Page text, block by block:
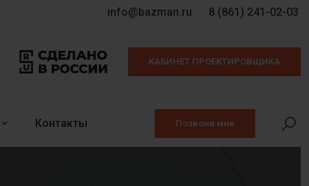
info@bazman.ru 8 (861) 241-02-03
КАБИНЕТ ПРОЕКТИРОВЩИКА
Контакты Позвони мне